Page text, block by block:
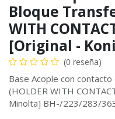
Bloque
WITH
[Original -
(0 reseña)
Base Acople con
(HOLDER WITH
Minolta] BH-/223/283/